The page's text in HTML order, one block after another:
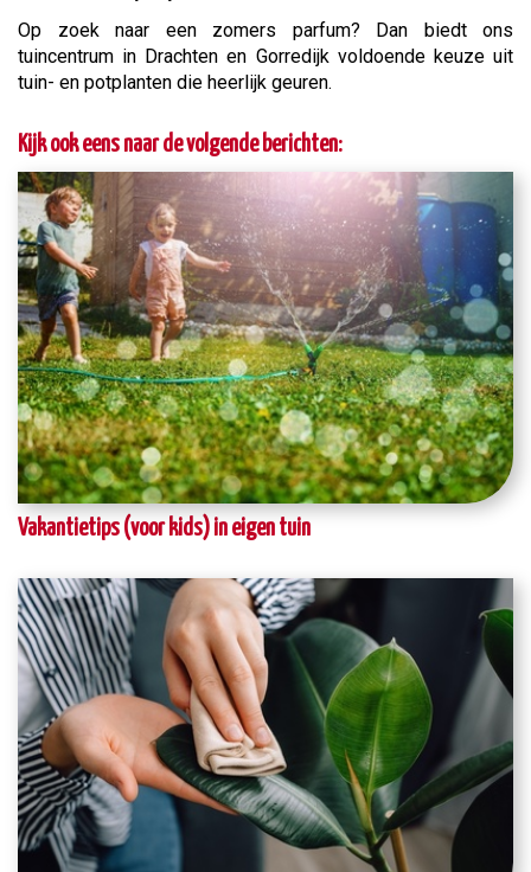
Op zoek naar een zomers parfum? Dan biedt ons
tuincentrum in Drachten en Gorredijk voldoende keuze uit
tuin- en potplanten die heerlijk geuren.
Kijk ook eens naar de volgende berichten:
Vakantietips (voor kids) in eigen tuin